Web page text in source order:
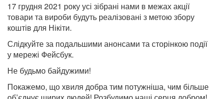
17 грудня 2021 року усі зібрані нами в межах акції
товари та вироби будуть реалізовані з метою збору
коштів для Нікіти.
Слідкуйте за подальшими анонсами та сторінкою події
у мережі Фейсбук.
Не будьмо байдужими!
Покажемо, що хвиля добра тим потужніша, чим більше